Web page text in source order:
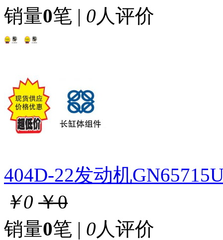
销量0笔 | 0人评价
404D-22发动机
￥0 ￥0
销量0笔 | 0人评价